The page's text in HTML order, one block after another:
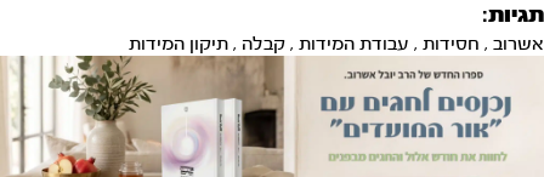
תגיות:
אשרוב , חסידות , עבודת המידות , קבלה , תיקון המידות